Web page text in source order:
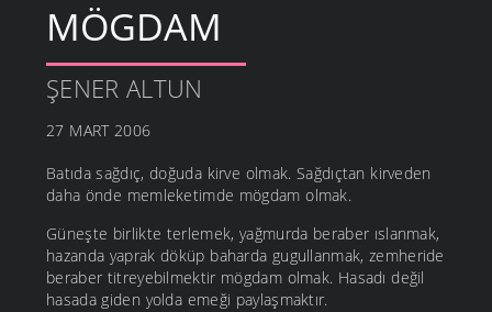
MÖGDAM
ŞENER ALTUN
27 MART 2006
Batıda sağdıç, doğuda kirve olmak. Sağdıçtan kirveden
daha önde memleketimde mögdam olmak.
Güneşte birlikte terlemek, yağmurda beraber ıslanmak,
hazanda yaprak döküp baharda gugullanmak, zemheride
beraber titreyebilmektir mögdam olmak. Hasadı değil
hasada giden yolda emeği paylaşmaktır.